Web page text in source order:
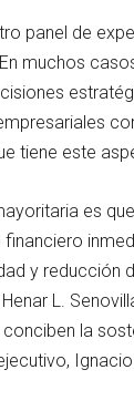
panel de
muchos
tiene este
es
financiero
y reducción
L.
la